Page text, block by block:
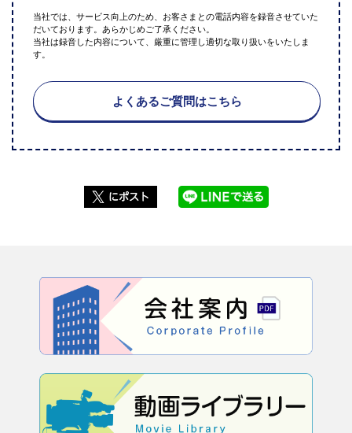
当社では、サービス向上のため、お客さまとの電話内容を録音させていた
だいております。あらかじめご了承ください。
当社は録音した内容について、厳重に管理し適切な取り扱いをいたしま
す。
よくあるご質問はこちら